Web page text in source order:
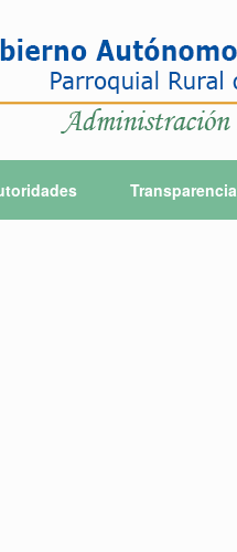
Transparencia